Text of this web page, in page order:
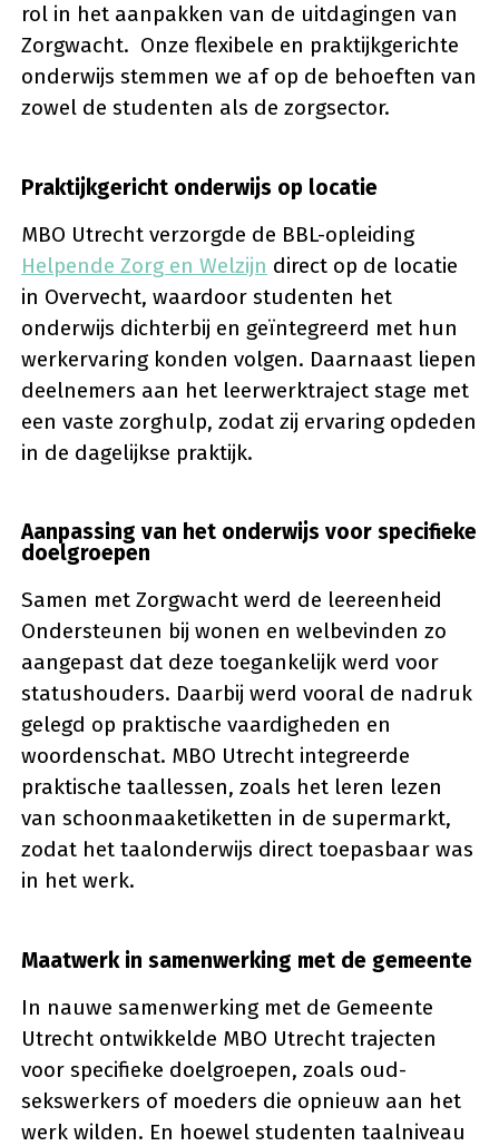
rol in het aanpakken van de uitdagingen van
Zorgwacht. Onze flexibele en praktijkgerichte
onderwijs stemmen we af op de behoeften van
zowel de studenten als de zorgsector.
Praktijkgericht onderwijs op locatie
MBO Utrecht verzorgde de BBL-opleiding
Helpende Zorg en Welzijn direct op de locatie
in Overvecht, waardoor studenten het
onderwijs dichterbij en geïntegreerd met hun
werkervaring konden volgen. Daarnaast liepen
deelnemers aan het leerwerktraject stage met
een vaste zorghulp, zodat zij ervaring opdeden
in de dagelijkse praktijk.
Aanpassing van het onderwijs voor specifieke
doelgroepen
Samen met Zorgwacht werd de leereenheid
Ondersteunen bij wonen en welbevinden zo
aangepast dat deze toegankelijk werd voor
statushouders. Daarbij werd vooral de nadruk
gelegd op praktische vaardigheden en
woordenschat. MBO Utrecht integreerde
praktische taallessen, zoals het leren lezen
van schoonmaaketiketten in de supermarkt,
zodat het taalonderwijs direct toepasbaar was
in het werk.
Maatwerk in samenwerking met de gemeente
In nauwe samenwerking met de Gemeente
Utrecht ontwikkelde MBO Utrecht trajecten
voor specifieke doelgroepen, zoals oud-
sekswerkers of moeders die opnieuw aan het
werk wilden. En hoewel studenten taalniveau